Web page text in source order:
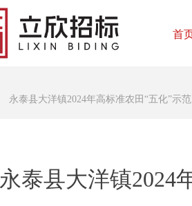
首
永泰县大洋镇2024
永泰县大洋镇2024年高标准农田“五化”示